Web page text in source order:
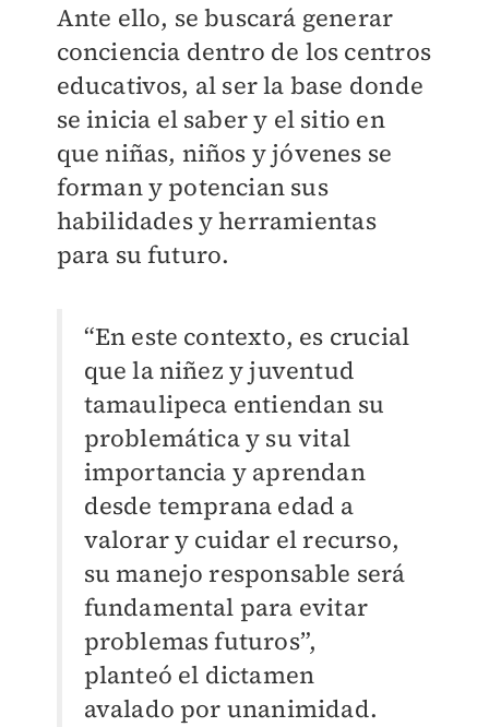
Ante ello, se buscará generar
conciencia dentro de los centros
educativos, al ser la base donde
se inicia el saber y el sitio en
que niñas, niños y jóvenes se
forman y potencian sus
habilidades y herramientas
para su futuro.
“En este contexto, es crucial
que la niñez y juventud
tamaulipeca entiendan su
problemática y su vital
importancia y aprendan
desde temprana edad a
valorar y cuidar el recurso,
su manejo responsable será
fundamental para evitar
problemas futuros”,
planteó el dictamen
avalado por unanimidad.